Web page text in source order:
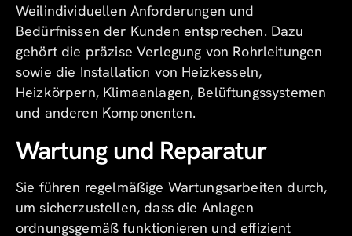
Weilindividuellen Anforderungen und
Bedürfnissen der Kunden entsprechen. Dazu
gehört die präzise Verlegung von Rohrleitungen
sowie die Installation von Heizkesseln,
Heizkörpern, Klimaanlagen, Belüftungssystemen
und anderen Komponenten.
Wartung und Reparatur
Sie führen regelmäßige Wartungsarbeiten durch,
um sicherzustellen, dass die Anlagen
ordnungsgemäß funktionieren und effizient